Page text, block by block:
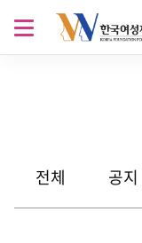
Skip to content
메뉴 열기
전체 공지